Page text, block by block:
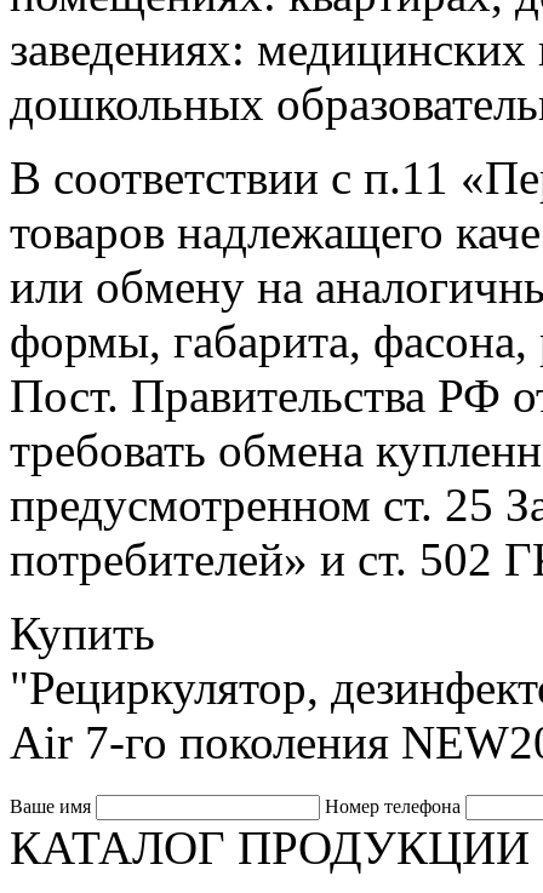
заведениях:
дошкольных
В соответствии с п.11
товаров надлежащего
или обмену на
формы, габарита, фасона,
Пост. Правительства РФ
требовать обмена
предусмотренном ст. 25
потребителей» и ст. 502
Купить
"Рециркулятор,
Air 7-го поколения
Ваше имя Номер телефона
КАТАЛОГ ПРОДУКЦИИ